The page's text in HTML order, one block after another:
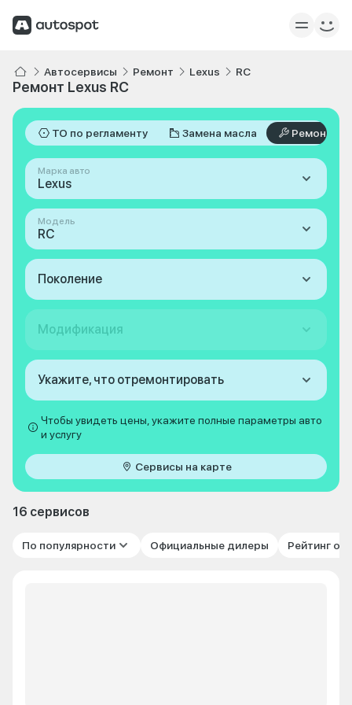
Автосервисы Ремонт Lexus RC
Ремонт Lexus RC
ТО по регламенту Замена масла Ремонт
Марка авто
Lexus
Модель
RC
Поколение
Модификация
Укажите, что отремонтировать
Чтобы увидеть цены, укажите полные параметры авто
и услугу
Сервисы на карте
16 сервисов
По популярности Официальные дилеры Рейтинг